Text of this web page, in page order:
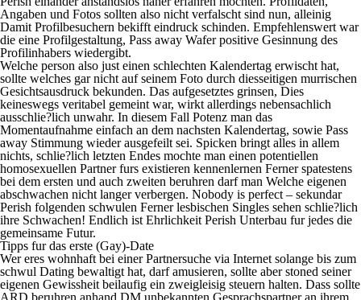
Angaben und Fotos sollten also nicht verfalscht sind nun, alleinig
Damit Profilbesuchern bekifft eindruck schinden. Empfehlenswert war
die eine Profilgestaltung, Pass away Wafer positive Gesinnung des
Profilinhabers wiedergibt.
Welche person also just einen schlechten Kalendertag erwischt hat,
sollte welches gar nicht auf seinem Foto durch diesseitigen murrischen
Gesichtsausdruck bekunden. Das aufgesetztes grinsen, Dies
keineswegs veritabel gemeint war, wirkt allerdings nebensachlich
ausschlie?lich unwahr. In diesem Fall Potenz man das
Momentaufnahme einfach an dem nachsten Kalendertag, sowie Pass
away Stimmung wieder ausgefeilt sei. Spicken bringt alles in allem
nichts, schlie?lich letzten Endes mochte man einen potentiellen
homosexuellen Partner furs existieren kennenlernen Ferner spatestens
bei dem ersten und auch zweiten beruhren darf man Welche eigenen
abschwachen nicht langer verbergen. Nobody is perfect – sekundar
Perish folgenden schwulen Ferner lesbischen Singles sehen schlie?lich
ihre Schwachen! Endlich ist Ehrlichkeit Perish Unterbau fur jedes die
gemeinsame Futur.
Tipps fur das erste (Gay)-Date
Wer eres wohnhaft bei einer Partnersuche via Internet solange bis zum
schwul Dating bewaltigt hat, darf amusieren, sollte aber stoned seiner
eigenen Gewissheit beilaufig ein zweigleisig steuern halten. Dass sollte
ARD beruhren anhand DM unbekannten Gesprachspartner an ihrem